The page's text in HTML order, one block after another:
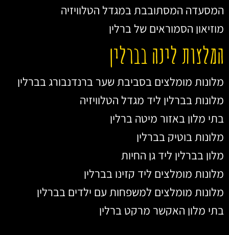
המסעדה המסתובבת במגדל הטלוויזיה
מוזיאון הסמוראים של ברלין
המלצות לינה בברלין
מלונות מומלצים בסביבת שער ברנדנבורג בברלין
מלונות בברלין ליד מגדל הטלוויזיה
בתי מלון באזור מיטה ברלין
מלונות בוטיק בברלין
מלון בברלין ליד גן החיות
מלונות מומלצים ליד קזינו בברלין
מלונות מומלצים למשפחות עם ילדים בברלין
בתי מלון האקשר מרקט ברלין